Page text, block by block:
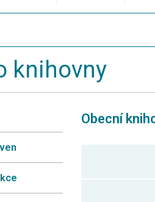
knihovny
Obecní